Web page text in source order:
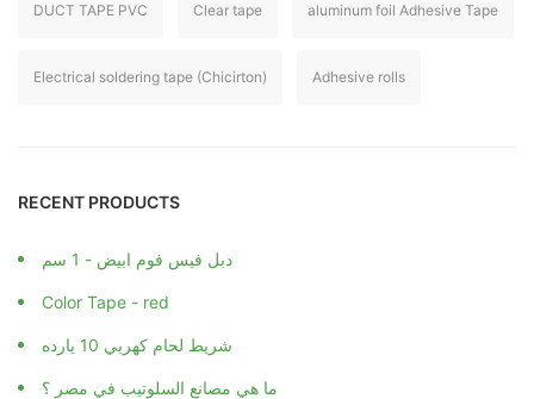
DUCT TAPE PVC Clear tape aluminum foil Adhesive Tape
Electrical soldering tape (Chicirton) Adhesive rolls
RECENT PRODUCTS
دبل فيس فوم ابيض - 1 سم
Color Tape - red
شريط لحام كهربي 10 يارده
ما هي مصانع السلوتيب في مصر ؟